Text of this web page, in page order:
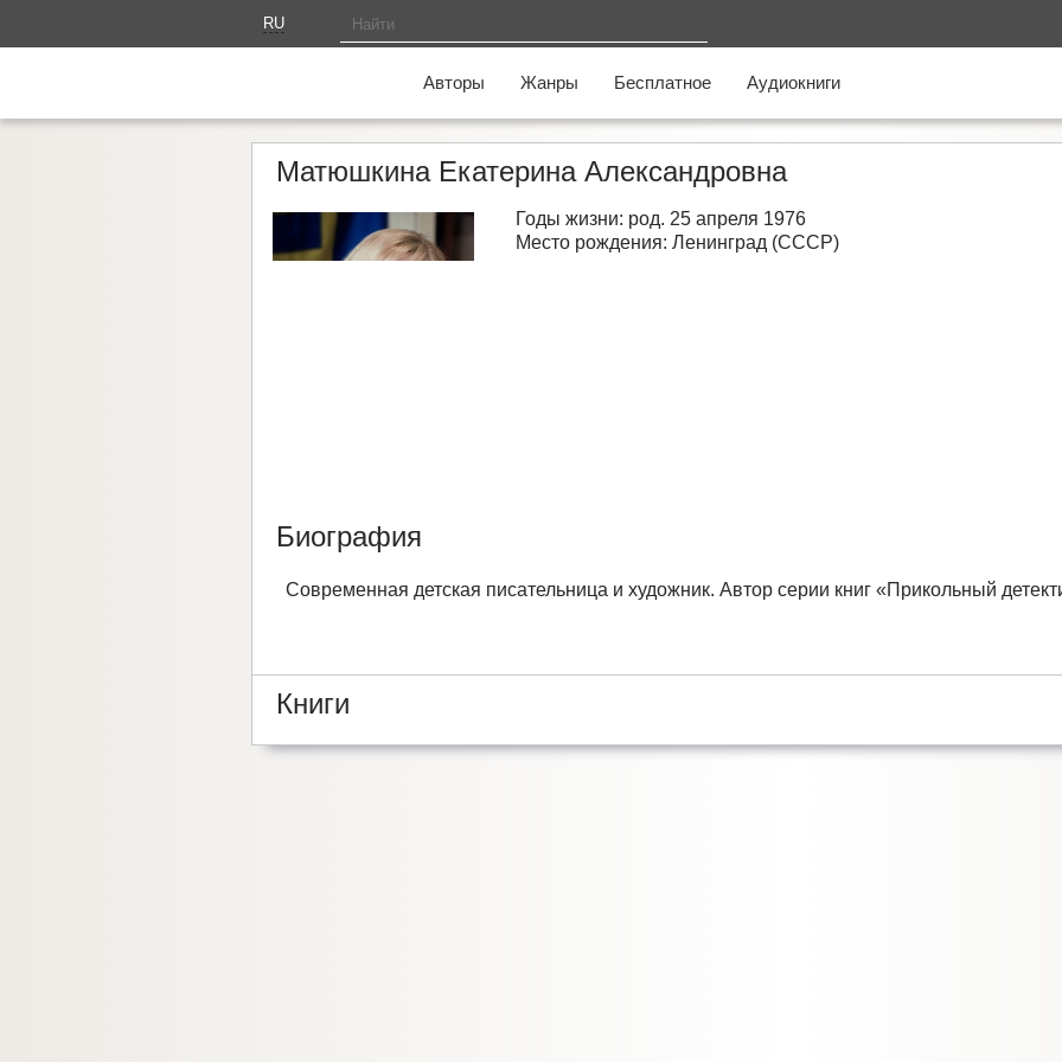
RU
Авторы Жанры Бесплатное Аудиокниги
Матюшкина Екатерина Александровна
Годы жизни: род. 25 апреля 1976
Место рождения: Ленинград (СССР)
Биография
Современная детская писательница и художник. Автор серии книг «Прикольный
Книги